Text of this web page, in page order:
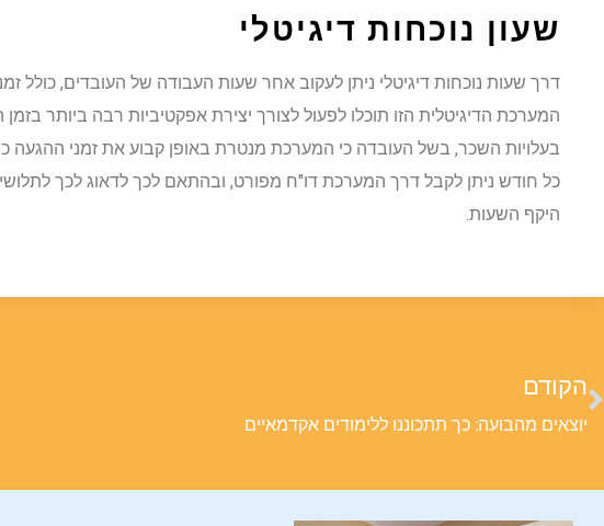
שעון נוכחות דיגיטלי
דרך שעות נוכחות דיגיטלי ניתן לעקוב אחר שעות העבודה של העובדים, כולל
המערכת הדיגיטלית הזו תוכלו לפעול לצורך יצירת אפקטיביות רבה ביותר
בעלויות השכר, בשל העובדה כי המערכת מנטרת באופן קבוע את זמני ההגעה
כל חודש ניתן לקבל דרך המערכת דו"ח מפורט, ובהתאם לכך לדאוג לכך
היקף השעות.
הקודם
יוצאים מהבועה: כך תתכוננו ללימודים אקדמאיים